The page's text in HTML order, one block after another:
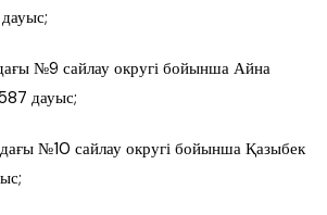
№9 сайлау округі бойынша Айна
дауыс;
№10 сайлау округі бойынша Қазыбек